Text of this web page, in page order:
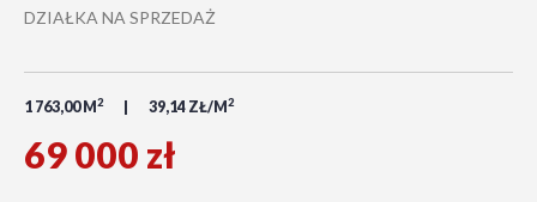
DZIAŁKA NA SPRZEDAŻ
1 763,00 M 2 39,14 ZŁ/M 2
69 000 zł